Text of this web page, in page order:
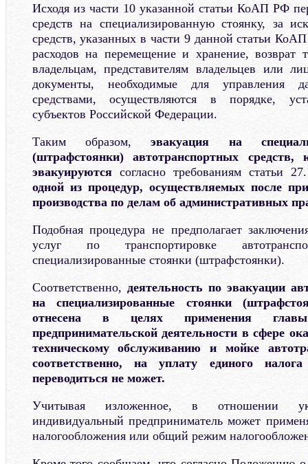
Исходя из части 10 указанной статьи КоАП РФ
средств на специализированную стоянку, за
средств, указанных в части 9 данной статьи
расходов на перемещение и хранение, возврат
владельцам, представителям владельцев или
документы, необходимые для управления
средствами, осуществляются в порядке,
субъектов Российской Федерации.
Таким образом,эвакуация на
(штрафстоянки) автотранспортных средств,
эвакуируются согласно требованиям
одной из процедур, осуществляемых после
производства по делам об административных
Подобная процедура не предполагает
услуг по транспортировке
специализированные стоянки (штрафстоянки).
Соответственно, деятельность по эвакуации
на специализированные стоянки
отнесена в целях применения
предпринимательской деятельности в сфере
техническому обслуживанию и мойке
соответственно, на уплату единого
переводиться не может.
Учитывая изложенное, в отношении
индивидуальный предприниматель может
налогообложения или общий режим